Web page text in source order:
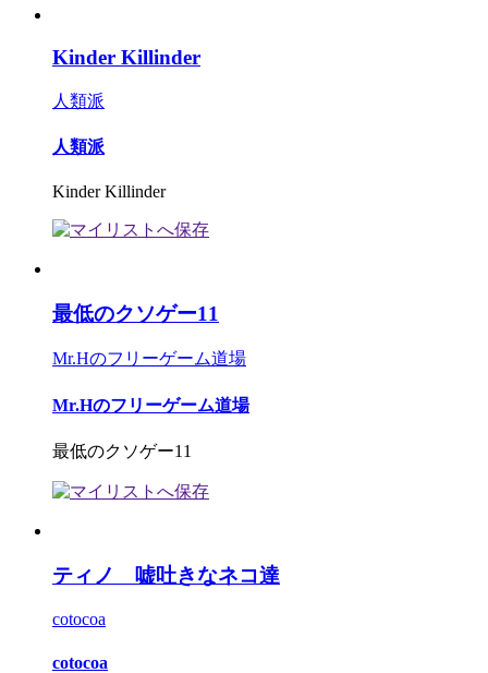
Kinder Killinder
人類派
人類派
Kinder Killinder
最低のクソゲー11
Mr.Hのフリーゲーム道場
Mr.Hのフリーゲーム道場
最低のクソゲー11
ティノ 嘘吐きなネコ達
cotocoa
cotocoa